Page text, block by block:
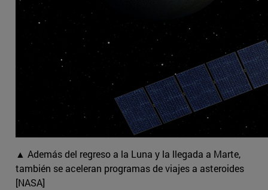
▲ Además del regreso a la Luna y la llegada a Marte,
también se aceleran programas de viajes a asteroides
[NASA]